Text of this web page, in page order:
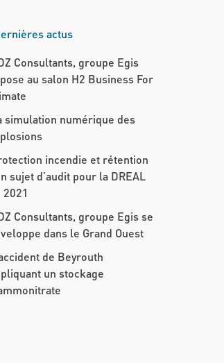
actus
Consultants, groupe Egis
au salon H2 Business For
simulation numérique des
incendie et rétention
sujet d’audit pour la DREAL
2021
Consultants, groupe Egis se
dans le Grand Ouest
de Beyrouth
un stockage